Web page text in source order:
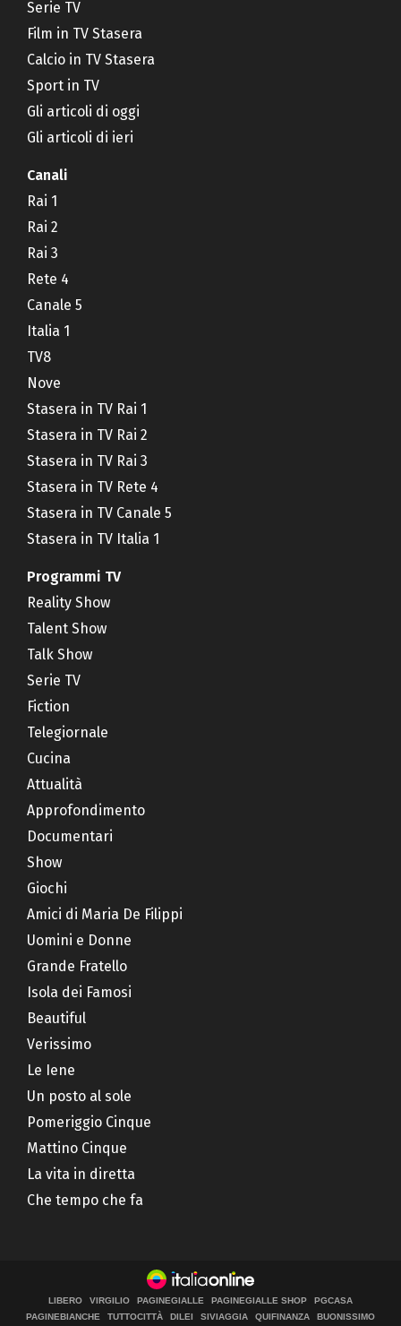
Serie TV
Film in TV Stasera
Calcio in TV Stasera
Sport in TV
Gli articoli di oggi
Gli articoli di ieri
Canali
Rai 1
Rai 2
Rai 3
Rete 4
Canale 5
Italia 1
TV8
Nove
Stasera in TV Rai 1
Stasera in TV Rai 2
Stasera in TV Rai 3
Stasera in TV Rete 4
Stasera in TV Canale 5
Stasera in TV Italia 1
Programmi TV
Reality Show
Talent Show
Talk Show
Serie TV
Fiction
Telegiornale
Cucina
Attualità
Approfondimento
Documentari
Show
Giochi
Amici di Maria De Filippi
Uomini e Donne
Grande Fratello
Isola dei Famosi
Beautiful
Verissimo
Le Iene
Un posto al sole
Pomeriggio Cinque
Mattino Cinque
La vita in diretta
Che tempo che fa
LIBERO VIRGILIO PAGINEGIALLE PAGINEGIALLE SHOP
PGCASA
PAGINEBIANCHE
TUTTOCITTÀ DILEI SIVIAGGIA QUIFINANZA BUONISSIMO